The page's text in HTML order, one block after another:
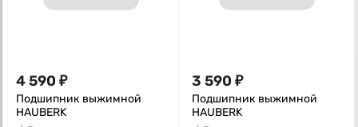
4 590 ₽
Подшипник выжимной
HAUBERK
3 590 ₽
Подшипник выжимной
HAUBERK